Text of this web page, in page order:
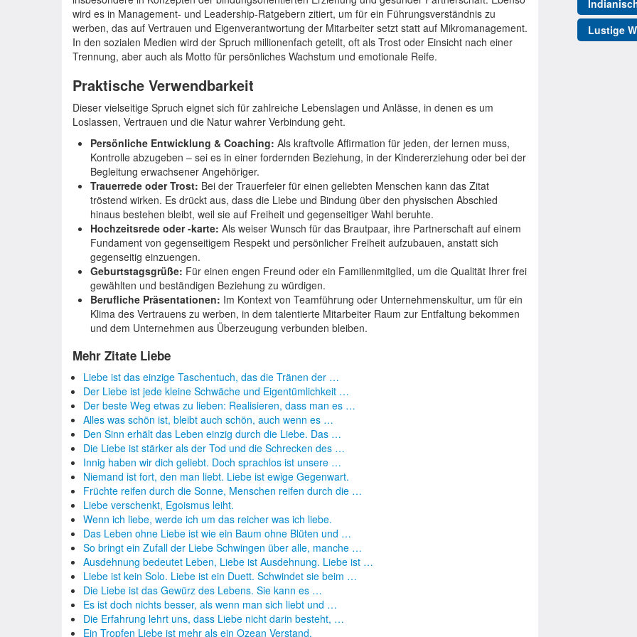
wird es in Management- und Leadership-Ratgebern zitiert, um für ein Führungsverständnis zu
werben, das auf Vertrauen und Eigenverantwortung der Mitarbeiter setzt statt auf Mikromanagement.
In den sozialen Medien wird der Spruch millionenfach geteilt, oft als Trost oder Einsicht nach einer
Trennung, aber auch als Motto für persönliches Wachstum und emotionale Reife.
Praktische Verwendbarkeit
Dieser vielseitige Spruch eignet sich für zahlreiche Lebenslagen und Anlässe, in denen es um
Loslassen, Vertrauen und die Natur wahrer Verbindung geht.
Persönliche Entwicklung & Coaching: Als kraftvolle Affirmation für jeden, der lernen muss,
Kontrolle abzugeben – sei es in einer fordernden Beziehung, in der Kindererziehung oder bei der
Begleitung erwachsener Angehöriger.
Trauerrede oder Trost: Bei der Trauerfeier für einen geliebten Menschen kann das Zitat
tröstend wirken. Es drückt aus, dass die Liebe und Bindung über den physischen Abschied
hinaus bestehen bleibt, weil sie auf Freiheit und gegenseitiger Wahl beruhte.
Hochzeitsrede oder -karte: Als weiser Wunsch für das Brautpaar, ihre Partnerschaft auf einem
Fundament von gegenseitigem Respekt und persönlicher Freiheit aufzubauen, anstatt sich
gegenseitig einzuengen.
Geburtstagsgrüße: Für einen engen Freund oder ein Familienmitglied, um die Qualität Ihrer frei
gewählten und beständigen Beziehung zu würdigen.
Berufliche Präsentationen: Im Kontext von Teamführung oder Unternehmenskultur, um für ein
Klima des Vertrauens zu werben, in dem talentierte Mitarbeiter Raum zur Entfaltung bekommen
und dem Unternehmen aus Überzeugung verbunden bleiben.
Mehr Zitate Liebe
Liebe ist das einzige Taschentuch, das die Tränen der …
Der Liebe ist jede kleine Schwäche und Eigentümlichkeit …
Der beste Weg etwas zu lieben: Realisieren, dass man es …
Alles was schön ist, bleibt auch schön, auch wenn es …
Den Sinn erhält das Leben einzig durch die Liebe. Das …
Die Liebe ist stärker als der Tod und die Schrecken des …
Innig haben wir dich geliebt. Doch sprachlos ist unsere …
Niemand ist fort, den man liebt. Liebe ist ewige Gegenwart.
Früchte reifen durch die Sonne, Menschen reifen durch die …
Liebe verschenkt, Egoismus leiht.
Wenn ich liebe, werde ich um das reicher was ich liebe.
Das Leben ohne Liebe ist wie ein Baum ohne Blüten und …
So bringt ein Zufall der Liebe Schwingen über alle, manche …
Ausdehnung bedeutet Leben, Liebe ist Ausdehnung. Liebe ist …
Liebe ist kein Solo. Liebe ist ein Duett. Schwindet sie beim …
Die Liebe ist das Gewürz des Lebens. Sie kann es …
Es ist doch nichts besser, als wenn man sich liebt und …
Die Erfahrung lehrt uns, dass Liebe nicht darin besteht, …
Ein Tropfen Liebe ist mehr als ein Ozean Verstand.
Lustige